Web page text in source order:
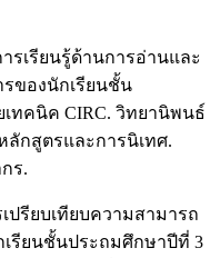
รเรียนรู้ด้านการอ่านและ
รของนักเรียนชั้น
ทคนิค CIRC. วิทยานิพนธ์
กสูตรและการนิเทศ.
ร.
ปรียบเทียบความสามารถ
รียนชั้นประถมศึกษาปีที่ 3